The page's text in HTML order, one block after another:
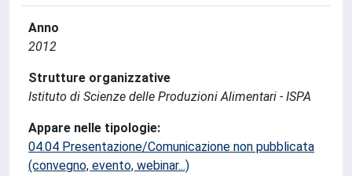
Anno
2012
Strutture organizzative
Istituto di Scienze delle Produzioni Alimentari - ISPA
Appare nelle tipologie:
04.04 Presentazione/Comunicazione non pubblicata
(convegno, evento, webinar...)